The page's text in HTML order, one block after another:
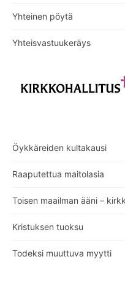
Yhteinen pöytä
Yhteisvastuukeräys
Öykkäreiden kultakausi
Raaputettua maitolasia
Toisen maailman ääni –
Kristuksen tuoksu
Todeksi muuttuva myytti